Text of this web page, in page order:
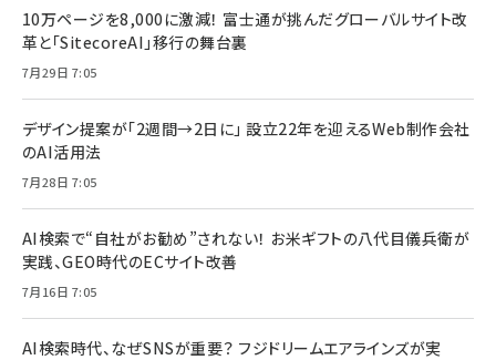
10万ページを8,000に激減！ 富士通が挑んだグローバルサイト改
革と「SitecoreAI」移行の舞台裏
7月29日 7:05
デザイン提案が「2週間→2日に」 設立22年を迎えるWeb制作会社
のAI活用法
7月28日 7:05
AI検索で“自社がお勧め”されない！ お米ギフトの八代目儀兵衛が
実践、GEO時代のECサイト改善
7月16日 7:05
AI検索時代、なぜSNSが重要？ フジドリームエアラインズが実